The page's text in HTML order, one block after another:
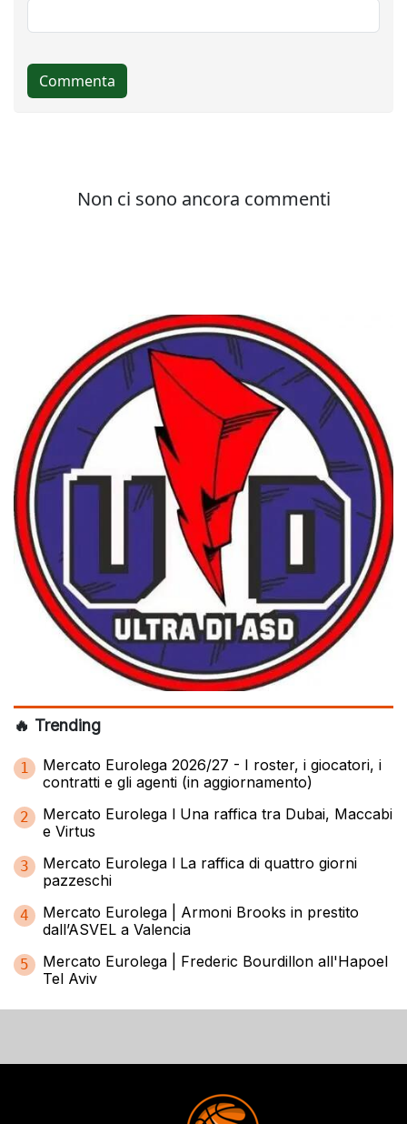
🔥 Trending
1
Mercato Eurolega 2026/27 - I roster, i giocatori, i
contratti e gli agenti (in aggiornamento)
2
Mercato Eurolega l Una raffica tra Dubai, Maccabi
e Virtus
3
Mercato Eurolega l La raffica di quattro giorni
pazzeschi
4
Mercato Eurolega | Armoni Brooks in prestito
dall’ASVEL a Valencia
5
Mercato Eurolega | Frederic Bourdillon all'Hapoel
Tel Aviv